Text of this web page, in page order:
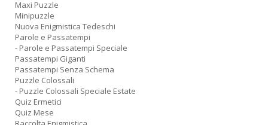
Maxi Puzzle
Minipuzzle
Nuova Enigmistica Tedeschi
Parole e Passatempi
- Parole e Passatempi Speciale
Passatempi Giganti
Passatempi Senza Schema
Puzzle Colossali
- Puzzle Colossali Speciale Estate
Quiz Ermetici
Quiz Mese